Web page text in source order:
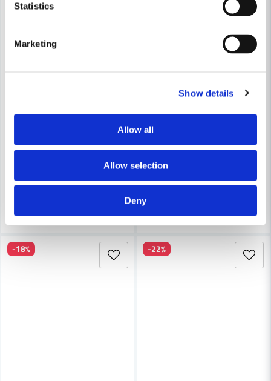
Statistics
Marketing
Show details
Allow all
Allow selection
Deny
Stihl Slangmuff Ø50/36mm
200 kr
Leveranstid ifrån leverantör ca
7-10 arbetsdagar
Festool Vinkel-
253 kr
Finns i Webblager
-18% -22%